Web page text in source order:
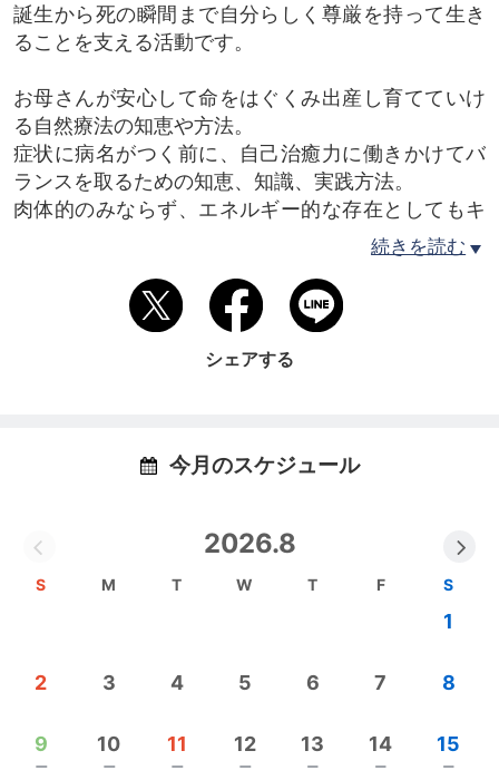
誕生から死の瞬間まで自分らしく尊厳を持って生き
ることを支える活動です。
お母さんが安心して命をはぐくみ出産し育てていけ
る自然療法の知恵や方法。
症状に病名がつく前に、自己治癒力に働きかけてバ
ランスを取るための知恵、知識、実践方法。
肉体的のみならず、エネルギー的な存在としてもキ
ラキラと輝く人生のための楽しい体験。
トンが受け渡される場となるための死生観の学び。
新潟県阿賀野市にある拠点マリーゴールドを中心
に、これからも全国各地に赴きお伝えし続けていき
MIBELCare Center マリーゴールド代表
び、日本ホメオパシー医学協会認定ホメオパス及び
現在はホメオパシー療法を中心に生きること、死ぬ
いる。
また、福島原発事故後の保養活動（いのちキラキラ
続きを読む
シェアする
今月のスケジュール
2026.8
S M T W T F S
1
2 3 4 5 6 7 8
9
remove
10
remove
11
remove
12
remove
13
remove
14
remove
15
remove